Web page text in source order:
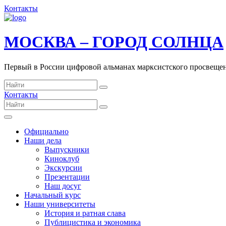
Контакты
МОСКВА – ГОРОД СОЛНЦА
Первый в России цифровой альманах марксистского
Контакты
Официально
Наши дела
Выпускники
Киноклуб
Экскурсии
Презентации
Наш досуг
Начальный курс
Наши университеты
История и ратная слава
Публицистика и экономика